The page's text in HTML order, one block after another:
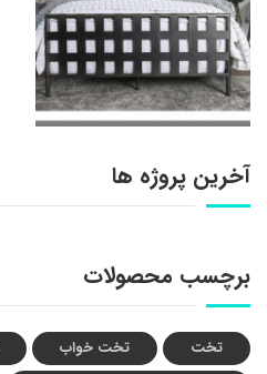
آخرین پروژه ها
برچسب محصولات
تخت تخت خواب